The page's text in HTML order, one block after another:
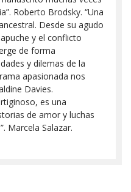
Roberto Brodsky. “Una
Desde su agudo
y el conflicto
de forma
y dilemas de la
apasionada nos
Davies.
es una
de amor y luchas
Marcela Salazar.